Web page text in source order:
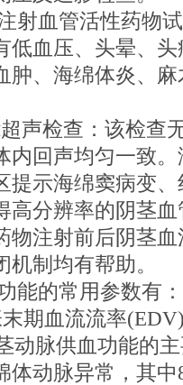
血管活性药物试
低血压、头晕、
肿、海绵体炎、
检查：该检查
内回声均匀一致
提示海绵窦病变
高分辨率的阴茎
物注射前后阴茎
制均有帮助。
的常用参数有：
期血流流率
脉供血功能的主
体动脉异常，其